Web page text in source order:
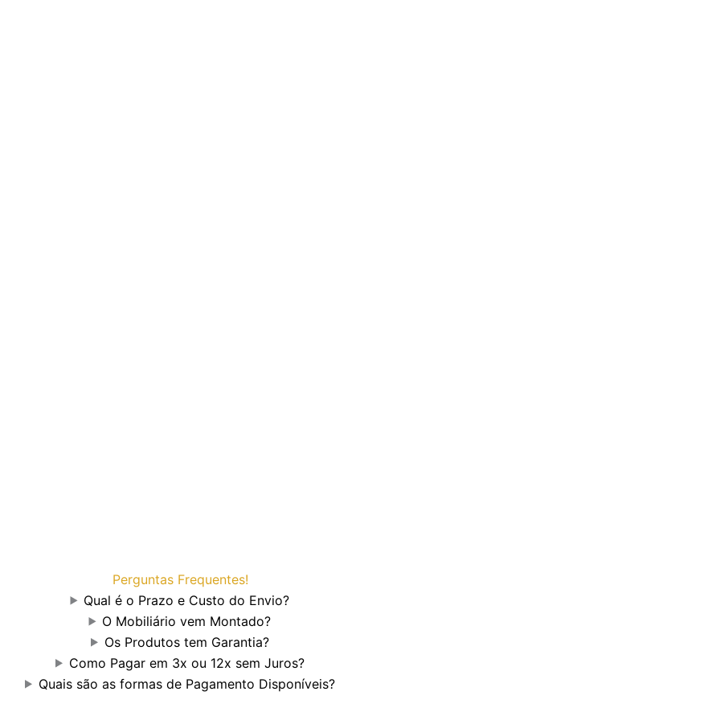
Perguntas Frequentes!
Qual é o Prazo e Custo do Envio?
O Mobiliário vem Montado?
Os Produtos tem Garantia?
Como Pagar em 3x ou 12x sem Juros?
Quais são as formas de Pagamento Disponíveis?